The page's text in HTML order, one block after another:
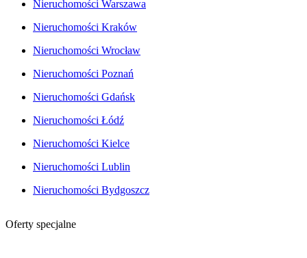
Nieruchomości Warszawa
Nieruchomości Kraków
Nieruchomości Wrocław
Nieruchomości Poznań
Nieruchomości Gdańsk
Nieruchomości Łódź
Nieruchomości Kielce
Nieruchomości Lublin
Nieruchomości Bydgoszcz
Oferty specjalne